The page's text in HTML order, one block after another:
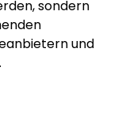
sondern
und